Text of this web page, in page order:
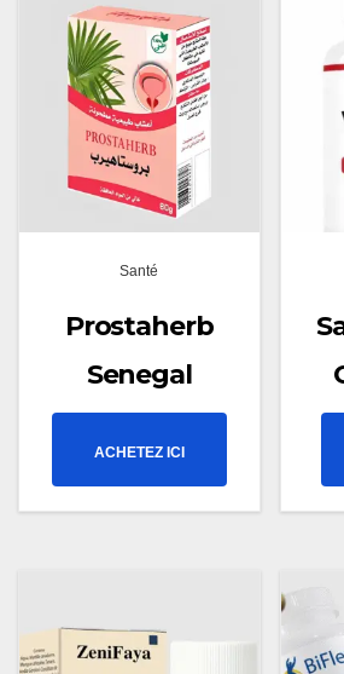
Santé
Prostaherb
Senegal
ACHETEZ ICI